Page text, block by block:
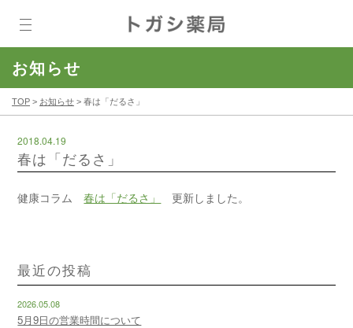
お知らせ
TOP > お知らせ > 春は「だるさ」
2018.04.19
春は「だるさ」
健康コラム春は「だるさ」 更新しました。
最近の投稿
2026.05.08
5月9日の営業時間について